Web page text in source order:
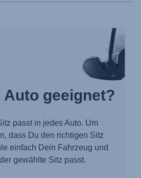
Auto geeignet?
passt in jedes Auto. Um
dass Du den richtigen Sitz
einfach Dein Fahrzeug und
gewählte Sitz passt.